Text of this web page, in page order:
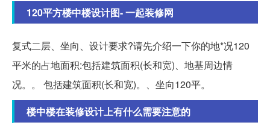
120平方楼中楼设计图- 一起装修网
复式二层、坐向、设计要求?请先介绍一下你的地*况120
平米的占地面积:包括建筑面积(长和宽)、地基周边情
况。。 包括建筑面积(长和宽)。、坐向120平。
楼中楼在装修设计上有什么需要注意的